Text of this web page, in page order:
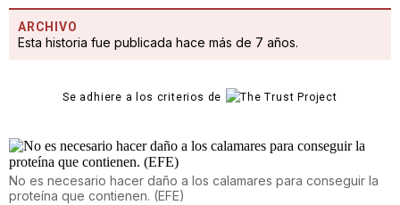
ARCHIVO
Esta historia fue publicada hace más de 7 años.
Se adhiere a los criterios de
No es necesario hacer daño a los calamares para conseguir la
proteína que contienen. (EFE)